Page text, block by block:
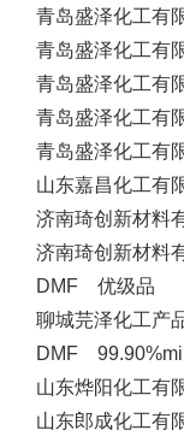
青岛盛泽化工有
青岛盛泽化工有
青岛盛泽化工有
青岛盛泽化工有
青岛盛泽化工有
山东嘉昌化工有
济南琦创新材料
济南琦创新材料
DMF 优级品
聊城芫泽化工产
DMF
山东烨阳化工有
山东郎成化工有